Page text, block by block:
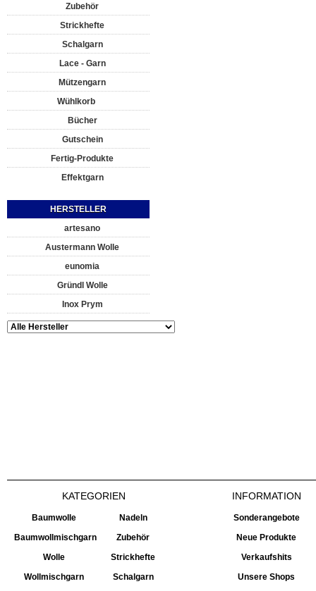
Zubehör
Strickhefte
Schalgarn
Lace - Garn
Mützengarn
Wühlkorb
Bücher
Gutschein
Fertig-Produkte
Effektgarn
HERSTELLER
artesano
Austermann Wolle
eunomia
Gründl Wolle
Inox Prym
KATEGORIEN
Baumwolle
Baumwollmischgarn
Wolle
Wollmischgarn
Nadeln
Zubehör
Strickhefte
Schalgarn
INFORMATION
Sonderangebote
Neue Produkte
Verkaufshits
Unsere Shops